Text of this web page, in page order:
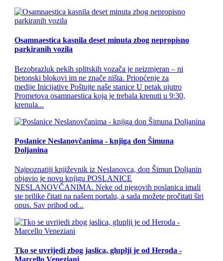
Osamnaestica kasnila deset minuta zbog nepropisno
parkiranih vozila
Bezobrazluk nekih splitskih vozača je neizmjeran – ni
betonski blokovi im ne znače ništa. Priopćenje za
medije Inicijative Poštujte naše stanice U petak ujutro
Prometova osamnaestica koja je trebala krenuti u 9:30,
krenula...
Poslanice Neslanovčanima - knjiga don Šimuna
Doljanina
Najpoznatiji književnik iz Neslanovca, don Šimun Doljanin
objavio je novu knjigu POSLANICE
NESLANOVČANIMA. Neke od njegovih poslanica imali
ste prilike čitati na našem portalu, a sada možete pročitati širi
opus. Sav prihod od...
Tko se uvrijedi zbog jaslica, gluplji je od Heroda -